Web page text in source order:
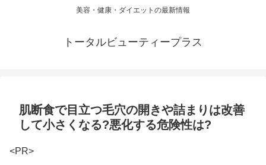
美容・健康・ダイエットの最新情報
トータルビューティープラス
肌断食で目立つ毛穴の開きや詰まりは改善
して小さくなる?悪化する危険性は?
<PR>